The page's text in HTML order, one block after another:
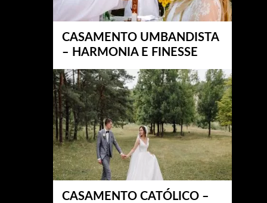
CASAMENTO UMBANDISTA
– HARMONIA E FINESSE
CASAMENTO CATÓLICO –